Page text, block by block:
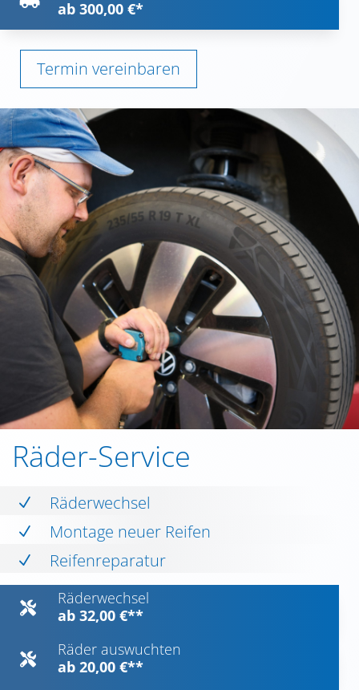
ab 300,00 €*
Termin vereinbaren
Räder-Service
N Räderwechsel
N Montage neuer Reifen
N Reifenreparatur

Räderwechsel
ab 32,00 €**

Räder auswuchten
ab 20,00 €**